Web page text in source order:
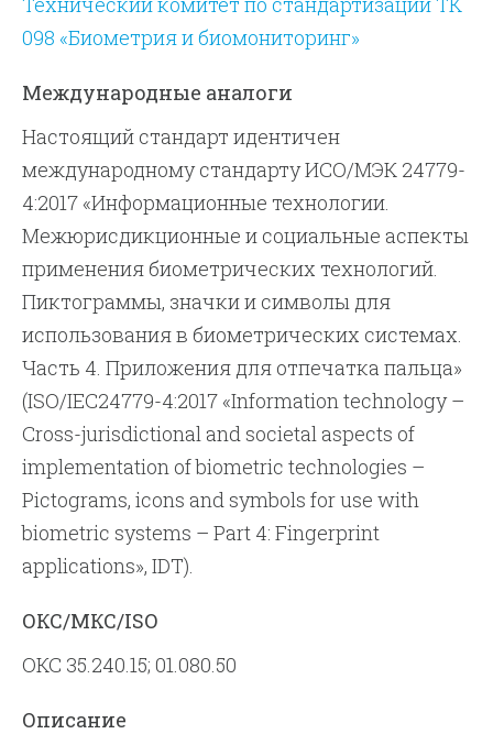
098 «Биометрия и биомониторинг»
Международные аналоги
Настоящий стандарт идентичен
международному стандарту ИСО/МЭК 24779-
4:2017 «Информационные технологии.
Межюрисдикционные и социальные аспекты
применения биометрических технологий.
Пиктограммы, значки и символы для
использования в биометрических системах.
Часть 4. Приложения для отпечатка пальца»
(ISO/IEC24779-4:2017 «Information technology –
Cross-jurisdictional and societal aspects of
implementation of biometric technologies –
Pictograms, icons and symbols for use with
biometric systems – Part 4: Fingerprint
applications», IDT).
ОКС/МКС/ISO
ОКС 35.240.15; 01.080.50
Описание